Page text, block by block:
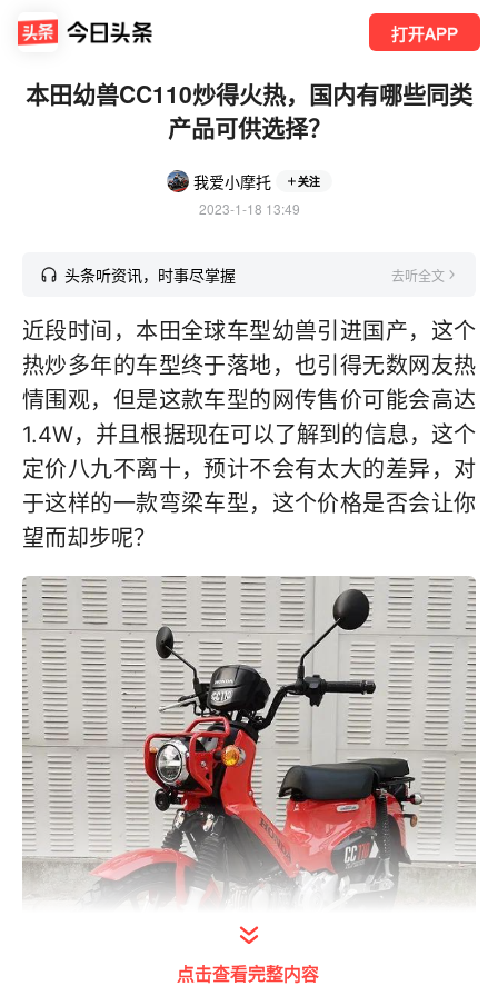
打开APP
本田幼兽CC110炒得火热，国内有哪些同类
产品可供选择？
我爱小摩托 关注
2023-1-18 13:49
头条听资讯，时事尽掌握 去听全文
近段时间，本田全球车型幼兽引进国产，这个
热炒多年的车型终于落地，也引得无数网友热
情围观，但是这款车型的网传售价可能会高达
1.4W，并且根据现在可以了解到的信息，这个
定价八九不离十，预计不会有太大的差异，对
于这样的一款弯梁车型，这个价格是否会让你
望而却步呢？
点击查看完整内容